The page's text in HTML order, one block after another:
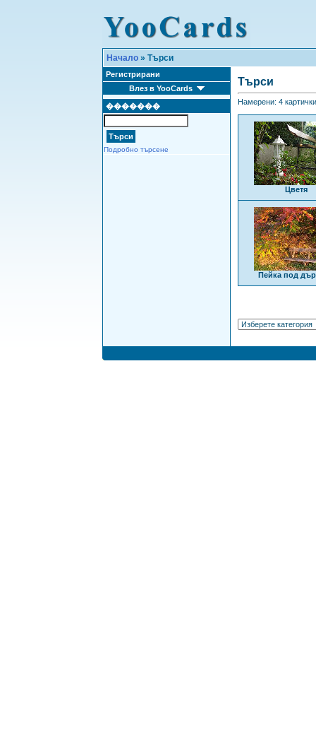
Начало » Търси
Регистрирани
Влез в YooCards
�������
Подробно търсене
Търси
Намерени: 4
Цветя
Пейка под